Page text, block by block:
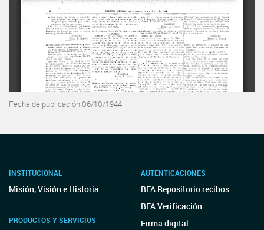
Fecha de publicación 06/10/1944
INSTITUCIONAL
Misión, Visión e Historia
PRODUCTOS Y SERVICIOS
AUTENTICACIONES
BFA Repositorio recibos
BFA Verificación
Firma digital